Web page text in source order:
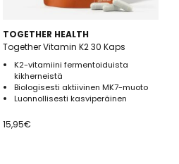
TOGETHER HEALTH
Together Vitamin K2 30 Kaps
K2-vitamiini fermentoiduista
kikherneistä
Biologisesti aktiivinen MK7-muoto
Luonnollisesti kasviperäinen
15,95€